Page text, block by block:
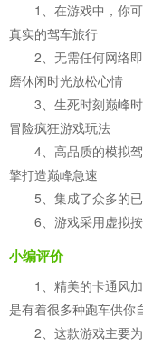
1、在游戏中，你
真实的驾车旅行
2、无需任何网络
磨休闲时光放松心情
3、生死时刻巅峰
冒险疯狂游戏玩法
4、高品质的模拟
擎打造巅峰急速
5、集成了众多的
6、游戏采用虚拟
小编评价
1、精美的卡通风
是有着很多种跑车供你
2、这款游戏主要